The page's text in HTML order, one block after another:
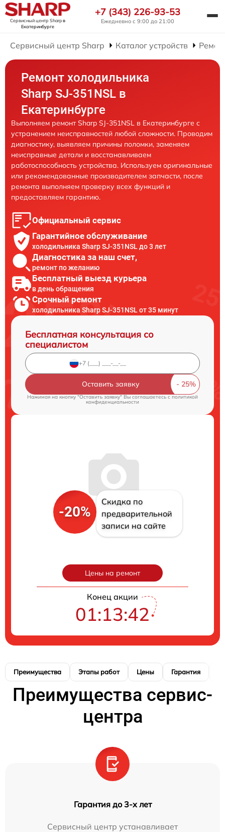
Сервисный центр Sharpв
Екатеринбурге
+7 (343) 226-93-53
Ежедневно с 9:00 до 21:00
Сервисный центр Sharp Каталог устройств
Ремонт холодильника
Sharp SJ-351NSL в
Екатеринбурге
Выполняем ремонт Sharp SJ-351NSL в Екатеринбурге с
устранением неисправностей любой сложности. Проводим
диагностику, выявляем причины поломки, заменяем
неисправные детали и восстанавливаем
работоспособность устройства. Используем оригинальные
или рекомендованные производителем запчасти, после
ремонта выполняем проверку всех функций и
предоставляем гарантию.
Официальный сервис
Гарантийное обслуживание
холодильника Sharp SJ-351NSL до 3 лет
Диагностика за наш счет,
ремонт по желанию
Бесплатный выезд курьера
в день обращения
Срочный ремонт
холодильника Sharp SJ-351NSL от 35 минут
Бесплатная консультация со
специалистом
Оставить заявку
Нажимая на кнопку "Оставить заявку" Вы соглашаетесь cполитикой
конфиденциальности
-20%
Скидка по
предварительной
записи на сайте
Цены на ремонт
Конец акции
01:13:41
Преимущества Этапы работ Цены Гарантия
Преимущества сервис-
центра
Гарантия до 3-х лет
Сервисный центр устанавливает